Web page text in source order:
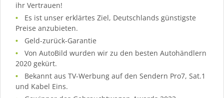
ihr Vertrauen!
Es ist unser erklärtes Ziel, Deutschlands günstigste
Preise anzubieten.
Geld-zurück-Garantie
Von AutoBild wurden wir zu den besten Autohändlern
2020 gekürt.
Bekannt aus TV-Werbung auf den Sendern Pro7, Sat.1
und Kabel Eins.